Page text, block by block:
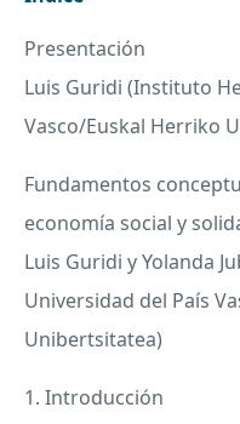
Presentación
Luis Guridi (Instituto
Vasco/Euskal Herriko
Fundamentos
economía social y
Luis Guridi y Yolanda
Universidad del País
Unibertsitatea)
1. Introducción